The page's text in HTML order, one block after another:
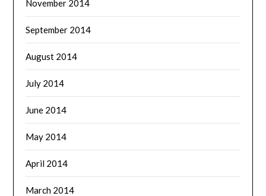
November 2014
September 2014
August 2014
July 2014
June 2014
May 2014
April 2014
March 2014